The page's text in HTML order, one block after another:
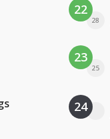
22
28
23
25
24